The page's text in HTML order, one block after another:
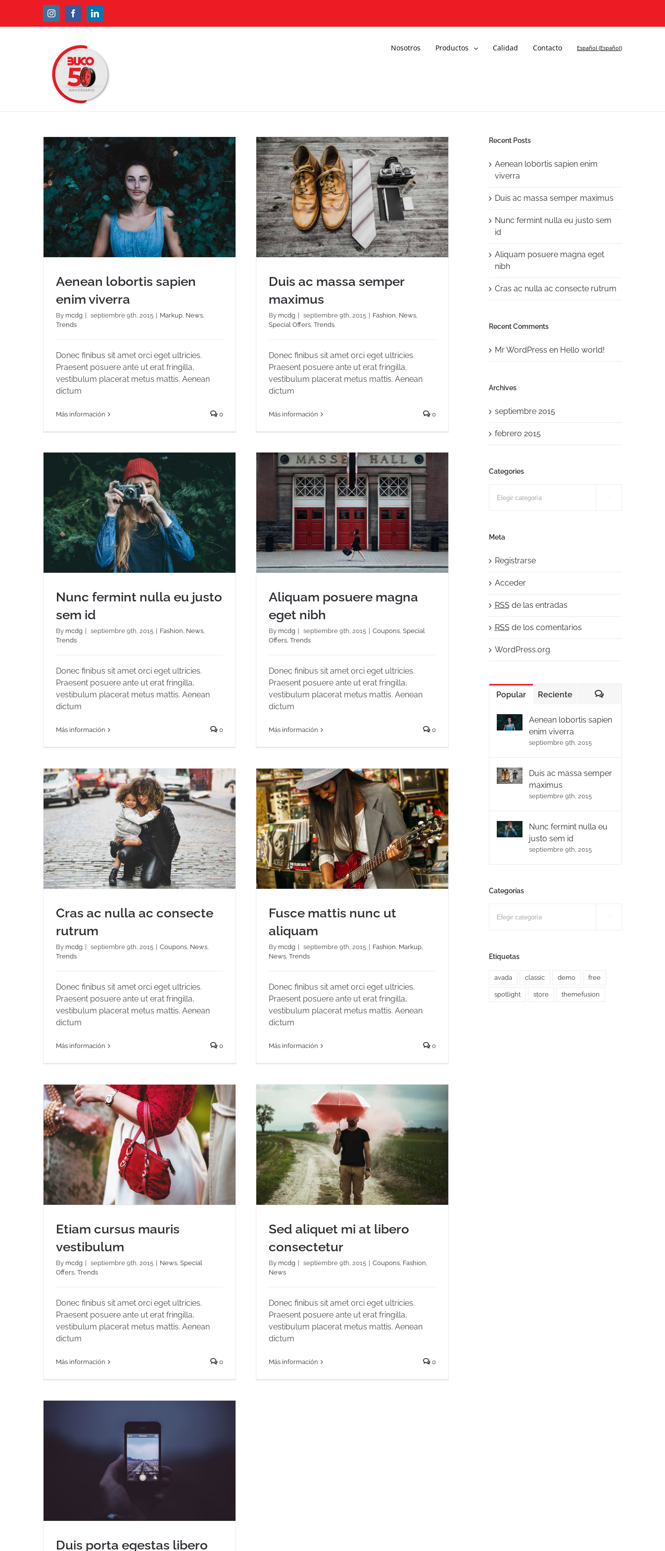
InstagramFacebookLinkedin
Nosotros Productos Calidad Contacto Español (Español)
Aenean lobortis sapien
enim viverra
By mcdg septiembre 9th, 2015 Markup News
Trends
Donec finibus sit amet orci eget ultricies.
Praesent posuere ante ut erat fringilla,
vestibulum placerat metus mattis. Aenean
dictum
Más información 0
Duis ac massa semper
maximus
By mcdg septiembre 9th, 2015 Fashion News
Special Offers Trends
Donec finibus sit amet orci eget ultricies.
Praesent posuere ante ut erat fringilla,
vestibulum placerat metus mattis. Aenean
dictum
Más información 0
Nunc fermint nulla eu justo
sem id
By mcdg septiembre 9th, 2015 Fashion News
Trends
Donec finibus sit amet orci eget ultricies.
Praesent posuere ante ut erat fringilla,
vestibulum placerat metus mattis. Aenean
dictum
Más información 0
Aliquam posuere magna
eget nibh
By mcdg septiembre 9th, 2015 Coupons Special
Offers Trends
Donec finibus sit amet orci eget ultricies.
Praesent posuere ante ut erat fringilla,
vestibulum placerat metus mattis. Aenean
dictum
Más información 0
Cras ac nulla ac consecte
rutrum
By mcdg septiembre 9th, 2015 Coupons News
Trends
Donec finibus sit amet orci eget ultricies.
Praesent posuere ante ut erat fringilla,
vestibulum placerat metus mattis. Aenean
dictum
Más información 0
Fusce mattis nunc ut
aliquam
By mcdg septiembre 9th, 2015 Fashion Markup
News Trends
Donec finibus sit amet orci eget ultricies.
Praesent posuere ante ut erat fringilla,
vestibulum placerat metus mattis. Aenean
dictum
Más información 0
Etiam cursus mauris
vestibulum
By mcdg septiembre 9th, 2015 News Special
Offers Trends
Donec finibus sit amet orci eget ultricies.
Praesent posuere ante ut erat fringilla,
vestibulum placerat metus mattis. Aenean
dictum
Más información 0
Sed aliquet mi at libero
consectetur
By mcdg septiembre 9th, 2015 Coupons Fashion
News
Donec finibus sit amet orci eget ultricies.
Praesent posuere ante ut erat fringilla,
vestibulum placerat metus mattis. Aenean
dictum
Más información 0
Duis porta egestas libero
Recent Posts
Aenean lobortis sapien enim
viverra
Duis ac massa semper maximus
Nunc fermint nulla eu justo sem
id
Aliquam posuere magna eget
nibh
Cras ac nulla ac consecte rutrum
Recent Comments
Mr WordPress en Hello world!
Archives
septiembre 2015
febrero 2015
Categories
Meta
Registrarse
Acceder
RSSde las entradas
RSSde los comentarios
WordPress.org
Popular
Reciente
Aenean lobortis sapien
enim viverra
septiembre 9th, 2015
Duis ac massa semper
maximus
septiembre 9th, 2015
Nunc fermint nulla eu
justo sem id
septiembre 9th, 2015
Categorías
Etiquetas
avada classic demo free
spotlight store themefusion